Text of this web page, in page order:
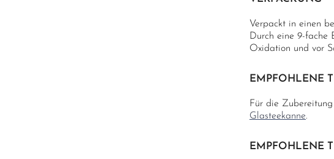
Verpackt in einen
Durch eine 9-fache
Oxidation und vor
EMPFOHLENE
Für die
Glasteekanne.
EMPFOHLENE